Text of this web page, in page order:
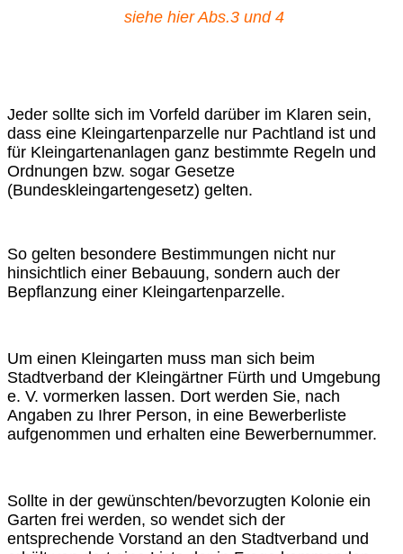
siehe hier Abs.3 und 4
Jeder sollte sich im Vorfeld darüber im Klaren sein,
dass eine Kleingartenparzelle nur Pachtland ist und
für Kleingartenanlagen ganz bestimmte Regeln und
Ordnungen bzw. sogar Gesetze
(Bundeskleingartengesetz) gelten.
So gelten besondere Bestimmungen nicht nur
hinsichtlich einer Bebauung, sondern auch der
Bepflanzung einer Kleingartenparzelle.
Um einen Kleingarten muss man sich beim
Stadtverband der Kleingärtner Fürth und Umgebung
e. V. vormerken lassen. Dort werden Sie, nach
Angaben zu Ihrer Person, in eine Bewerberliste
aufgenommen und erhalten eine Bewerbernummer.
Sollte in der gewünschten/bevorzugten Kolonie ein
Garten frei werden, so wendet sich der
entsprechende Vorstand an den Stadtverband und